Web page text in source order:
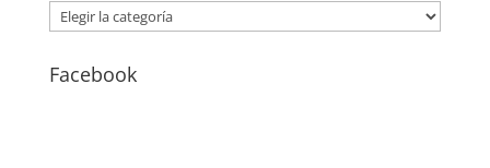
CATEGORÍAS
–
Facebook